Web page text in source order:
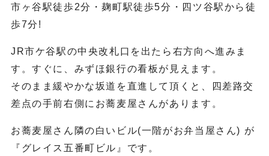
市ヶ谷駅徒歩2分・麹町駅徒歩5分・四ツ谷駅から徒
歩7分!
JR市ケ谷駅の中央改札口を出たら右方向へ進みま
す。すぐに、みずほ銀行の看板が見えます。
そのまま緩やかな坂道を直進して頂くと、四差路交
差点の手前右側にお蕎麦屋さんがあります。
お蕎麦屋さん隣の白いビル(一階がお弁当屋さん) が
『グレイス五番町ビル』です。